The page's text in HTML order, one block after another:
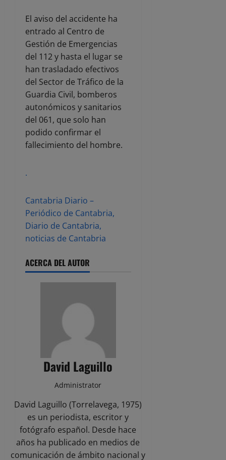
El aviso del accidente ha
entrado al Centro de
Gestión de Emergencias
del 112 y hasta el lugar se
han trasladado efectivos
del Sector de Tráfico de la
Guardia Civil, bomberos
autonómicos y sanitarios
del 061, que solo han
podido confirmar el
fallecimiento del hombre.
.
Cantabria Diario –
Periódico de Cantabria,
Diario de Cantabria,
noticias de Cantabria
ACERCA DEL AUTOR
David Laguillo
Administrator
David Laguillo (Torrelavega, 1975)
es un periodista, escritor y
fotógrafo español. Desde hace
años ha publicado en medios de
comunicación de ámbito nacional y